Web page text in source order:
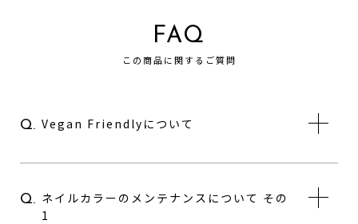
FAQ
この商品に関するご質問
Q. Vegan Friendlyについて
Q. ネイルカラーのメンテナンスについて その
1